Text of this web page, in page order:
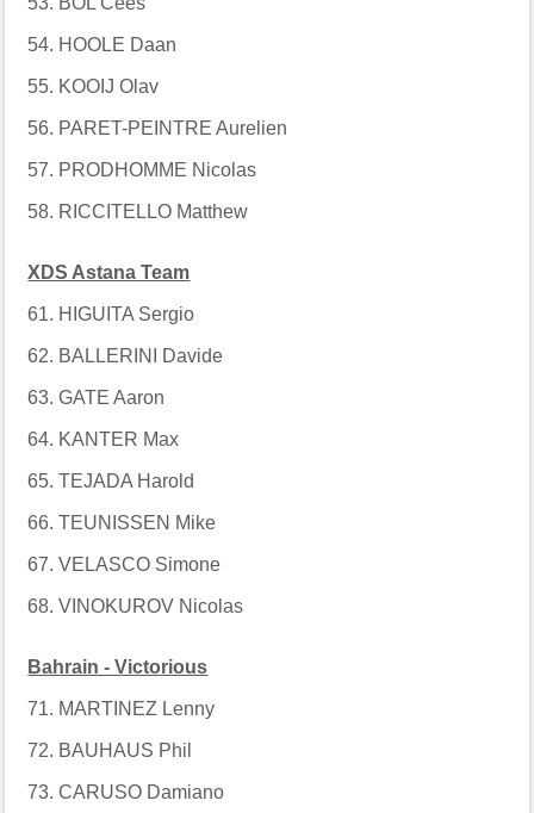
54. HOOLE Daan
55. KOOIJ Olav
56. PARET-PEINTRE Aurelien
57. PRODHOMME Nicolas
58. RICCITELLO Matthew
XDS Astana Team
61. HIGUITA Sergio
62. BALLERINI Davide
63. GATE Aaron
64. KANTER Max
65. TEJADA Harold
66. TEUNISSEN Mike
67. VELASCO Simone
68. VINOKUROV Nicolas
Bahrain - Victorious
71. MARTINEZ Lenny
72. BAUHAUS Phil
73. CARUSO Damiano